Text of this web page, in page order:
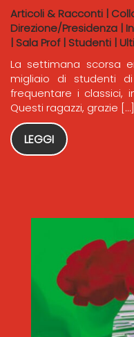
Articoli & Racconti |
Direzione/Presidenza |
| Sala Prof| Studenti |
La settimana scorsa
migliaio di studenti
frequentare i classici,
Questi ragazzi, grazie […]
LEGGI